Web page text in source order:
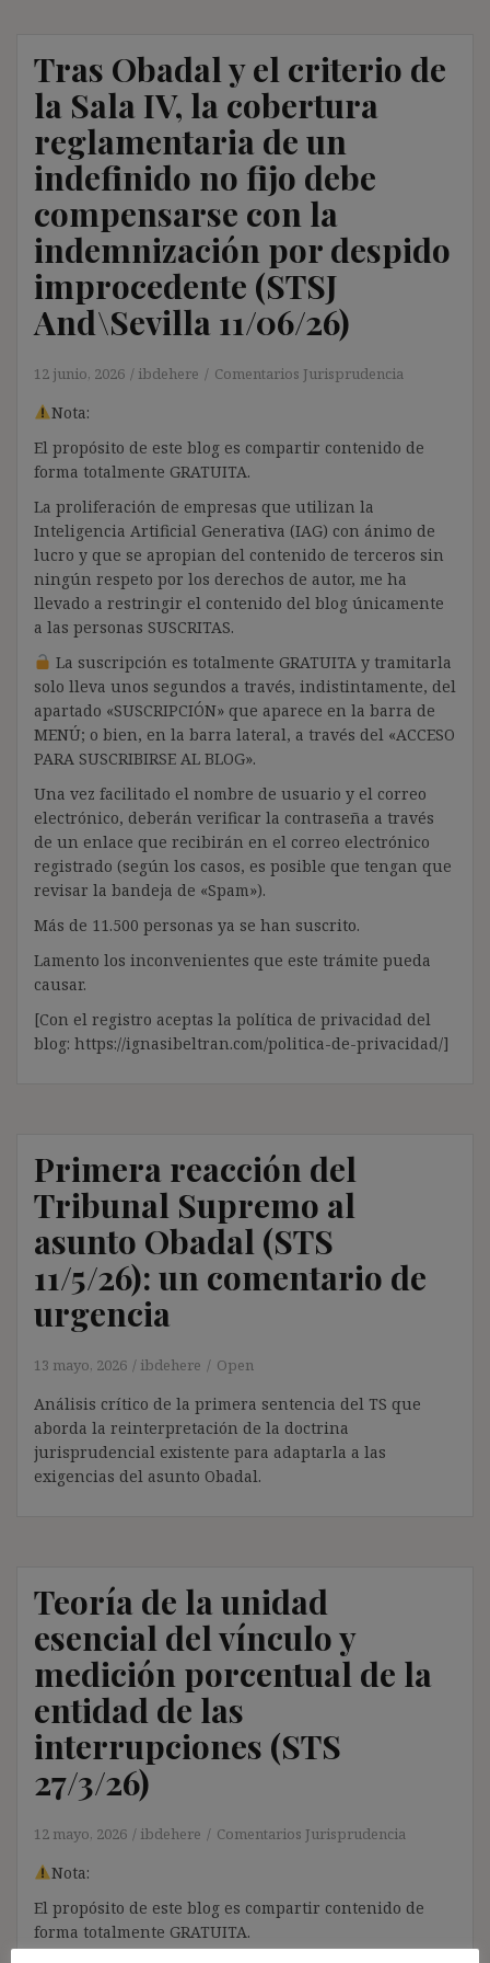
Tras Obadal y el criterio de
la Sala IV, la cobertura
reglamentaria de un
indefinido no fijo debe
compensarse con la
indemnización por despido
improcedente (STSJ
And\Sevilla 11/06/26)
12 junio, 2026 ibdehere Comentarios Jurisprudencia
Nota:
El propósito de este blog es compartir contenido de
forma totalmente GRATUITA.
La proliferación de empresas que utilizan la
Inteligencia Artificial Generativa (IAG) con ánimo de
lucro y que se apropian del contenido de terceros sin
ningún respeto por los derechos de autor, me ha
llevado a restringir el contenido del blog únicamente
a las personas SUSCRITAS.
La suscripción es totalmente GRATUITA y tramitarla
solo lleva unos segundos a través, indistintamente, del
apartado «SUSCRIPCIÓN» que aparece en la barra de
MENÚ; o bien, en la barra lateral, a través del «ACCESO
PARA SUSCRIBIRSE AL BLOG».
Una vez facilitado el nombre de usuario y el correo
electrónico, deberán verificar la contraseña a través
de un enlace que recibirán en el correo electrónico
registrado (según los casos, es posible que tengan que
revisar la bandeja de «Spam»).
Más de 11.500 personas ya se han suscrito.
Lamento los inconvenientes que este trámite pueda
causar.
[Con el registro aceptas la política de privacidad del
blog: https://ignasibeltran.com/politica-de-privacidad/]
Primera reacción del
Tribunal Supremo al
asunto Obadal (STS
11/5/26): un comentario de
urgencia
13 mayo, 2026 ibdehere Open
Análisis crítico de la primera sentencia del TS que
aborda la reinterpretación de la doctrina
jurisprudencial existente para adaptarla a las
exigencias del asunto Obadal.
Teoría de la unidad
esencial del vínculo y
medición porcentual de la
entidad de las
interrupciones (STS
27/3/26)
12 mayo, 2026 ibdehere Comentarios Jurisprudencia
Nota:
El propósito de este blog es compartir contenido de
forma totalmente GRATUITA.